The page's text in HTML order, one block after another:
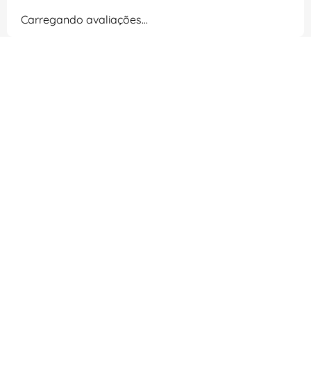
Carregando avaliações…